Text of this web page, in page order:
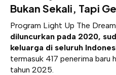
Bukan Sekali, Tapi
Program Light Up The Dream
diluncurkan pada 2020,
keluarga di seluruh
termasuk 417 penerima baru
tahun 2025.